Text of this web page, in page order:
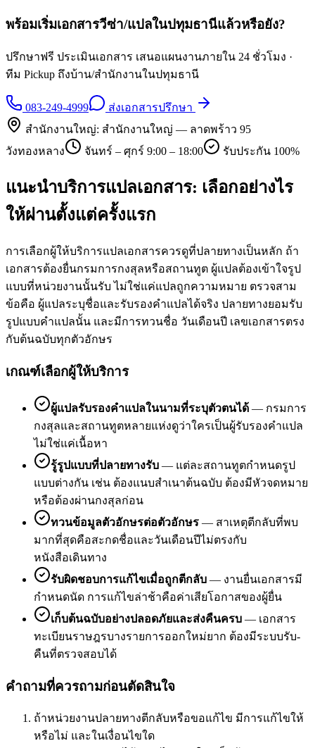
พร้อมเริ่มเอกสารวีซ่า/แปลในปทุมธานีแล้วหรือยัง?
ปรึกษาฟรี ประเมินเอกสาร เสนอแผนงานภายใน 24 ชั่วโมง ·
ทีม Pickup ถึงบ้าน/สำนักงานในปทุมธานี
083-249-4999
ส่งเอกสารปรึกษา
สำนักงานใหญ่: สำนักงานใหญ่ — ลาดพร้าว 95
วังทองหลาง
จันทร์ – ศุกร์ 9:00 – 18:00 รับประกัน 100%
แนะนำบริการแปลเอกสาร: เลือกอย่างไร
ให้ผ่านตั้งแต่ครั้งแรก
การเลือกผู้ให้บริการแปลเอกสารควรดูที่ปลายทางเป็นหลัก ถ้า
เอกสารต้องยื่นกรมการกงสุลหรือสถานทูต ผู้แปลต้องเข้าใจรูป
แบบที่หน่วยงานนั้นรับ ไม่ใช่แค่แปลถูกความหมาย ตรวจสาม
ข้อคือ ผู้แปลระบุชื่อและรับรองคำแปลได้จริง ปลายทางยอมรับ
รูปแบบคำแปลนั้น และมีการทวนชื่อ วันเดือนปี เลขเอกสารตรง
กับต้นฉบับทุกตัวอักษร
เกณฑ์เลือกผู้ให้บริการ
ผู้แปลรับรองคำแปลในนามที่ระบุตัวตนได้ — กรมการ
กงสุลและสถานทูตหลายแห่งดูว่าใครเป็นผู้รับรองคำแปล
ไม่ใช่แค่เนื้อหา
รู้รูปแบบที่ปลายทางรับ — แต่ละสถานทูตกำหนดรูป
แบบต่างกัน เช่น ต้องแนบสำเนาต้นฉบับ ต้องมีหัวจดหมาย
หรือต้องผ่านกงสุลก่อน
ทวนข้อมูลตัวอักษรต่อตัวอักษร — สาเหตุตีกลับที่พบ
มากที่สุดคือสะกดชื่อและวันเดือนปีไม่ตรงกับ
หนังสือเดินทาง
รับผิดชอบการแก้ไขเมื่อถูกตีกลับ — งานยื่นเอกสารมี
กำหนดนัด การแก้ไขล่าช้าคือค่าเสียโอกาสของผู้ยื่น
เก็บต้นฉบับอย่างปลอดภัยและส่งคืนครบ — เอกสาร
ทะเบียนราษฎรบางรายการออกใหม่ยาก ต้องมีระบบรับ-
คืนที่ตรวจสอบได้
คำถามที่ควรถามก่อนตัดสินใจ
ถ้าหน่วยงานปลายทางตีกลับหรือขอแก้ไข มีการแก้ไขให้
หรือไม่ และในเงื่อนไขใด